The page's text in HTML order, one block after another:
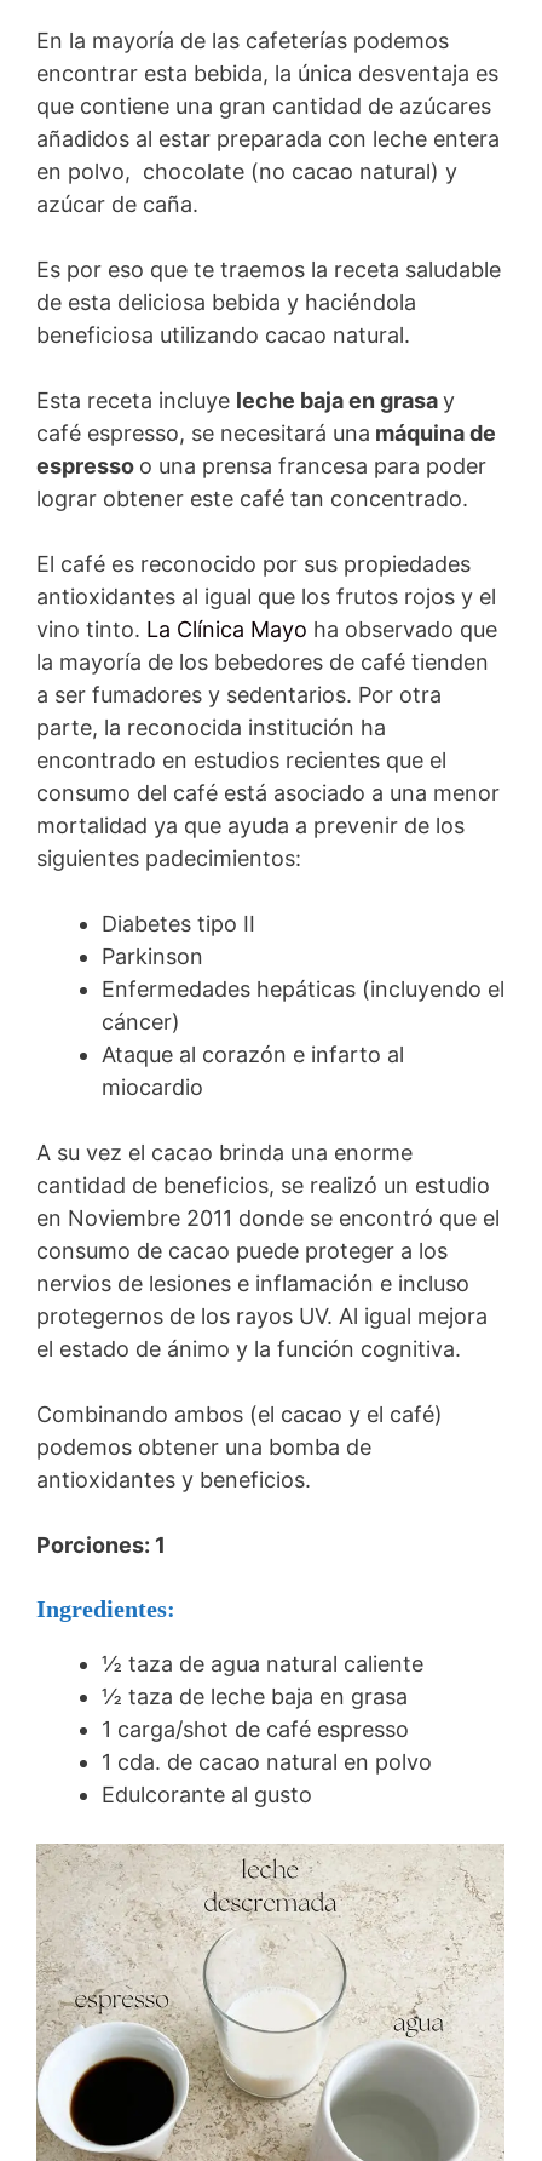
En la mayoría de las cafeterías podemos
encontrar esta bebida, la única desventaja es
que contiene una gran cantidad de azúcares
añadidos al estar preparada con leche entera
en polvo, chocolate (no cacao natural) y
azúcar de caña.
Es por eso que te traemos la receta saludable
de esta deliciosa bebida y haciéndola
beneficiosa utilizando cacao natural.
Esta receta incluye leche baja en grasay
café espresso, se necesitará una máquina de
espresso o una prensa francesa para poder
lograr obtener este café tan concentrado.
El café es reconocido por sus propiedades
antioxidantes al igual que los frutos rojos y el
vino tinto. La Clínica Mayo ha observado que
la mayoría de los bebedores de café tienden
a ser fumadores y sedentarios. Por otra
parte, la reconocida institución ha
encontrado en estudios recientes que el
consumo del café está asociado a una menor
mortalidad ya que ayuda a prevenir de los
siguientes padecimientos:
Diabetes tipo II
Parkinson
Enfermedades hepáticas (incluyendo el
cáncer)
Ataque al corazón e infarto al
miocardio
A su vez el cacao brinda una enorme
cantidad de beneficios, se realizó un estudio
en Noviembre 2011 donde se encontró que el
consumo de cacao puede proteger a los
nervios de lesiones e inflamación e incluso
protegernos de los rayos UV. Al igual mejora
el estado de ánimo y la función cognitiva.
Combinando ambos (el cacao y el café)
podemos obtener una bomba de
antioxidantes y beneficios.
Porciones: 1
Ingredientes:
½ taza de agua natural caliente
½ taza de leche baja en grasa
1 carga/shot de café espresso
1 cda. de cacao natural en polvo
Edulcorante al gusto